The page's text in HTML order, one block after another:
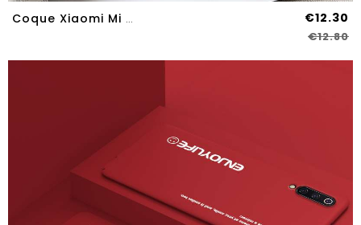
Coque Xiaomi Mi A3 Téléphone Portable Rouge Petit Beige €12.30
€12.80